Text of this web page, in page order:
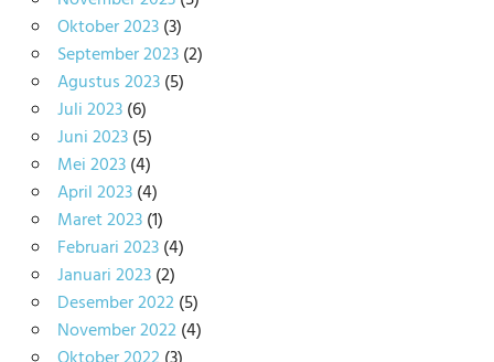
Oktober 2023(3)
September 2023(2)
Agustus 2023(5)
Juli 2023(6)
Juni 2023(5)
Mei 2023(4)
April 2023(4)
Maret 2023(1)
Februari 2023(4)
Januari 2023(2)
Desember 2022(5)
November 2022(4)